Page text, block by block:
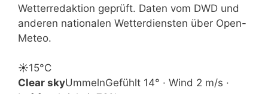
Wetterredaktion geprüft. Daten vom DWD und
anderen nationalen Wetterdiensten über Open-
Meteo.
☀️15°C
Clear skyUmmelnGefühlt 14° · Wind 2 m/s ·